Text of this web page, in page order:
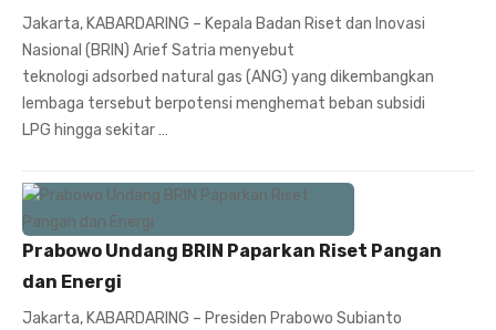
Jakarta, KABARDARING – Kepala Badan Riset dan Inovasi
Nasional (BRIN) Arief Satria menyebut
teknologi adsorbed natural gas (ANG) yang dikembangkan
lembaga tersebut berpotensi menghemat beban subsidi
LPG hingga sekitar …
Prabowo Undang BRIN Paparkan Riset Pangan
dan Energi
Jakarta, KABARDARING – Presiden Prabowo Subianto